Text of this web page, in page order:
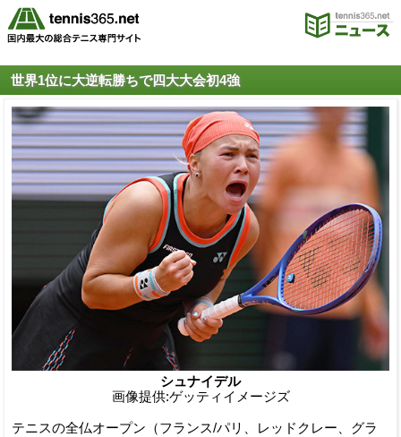
世界1位に大逆転勝ちで四大大会初4強
シュナイデル
画像提供:ゲッティイメージズ
テニスの全仏オープン（フランス/パリ、レッドクレー、グラ